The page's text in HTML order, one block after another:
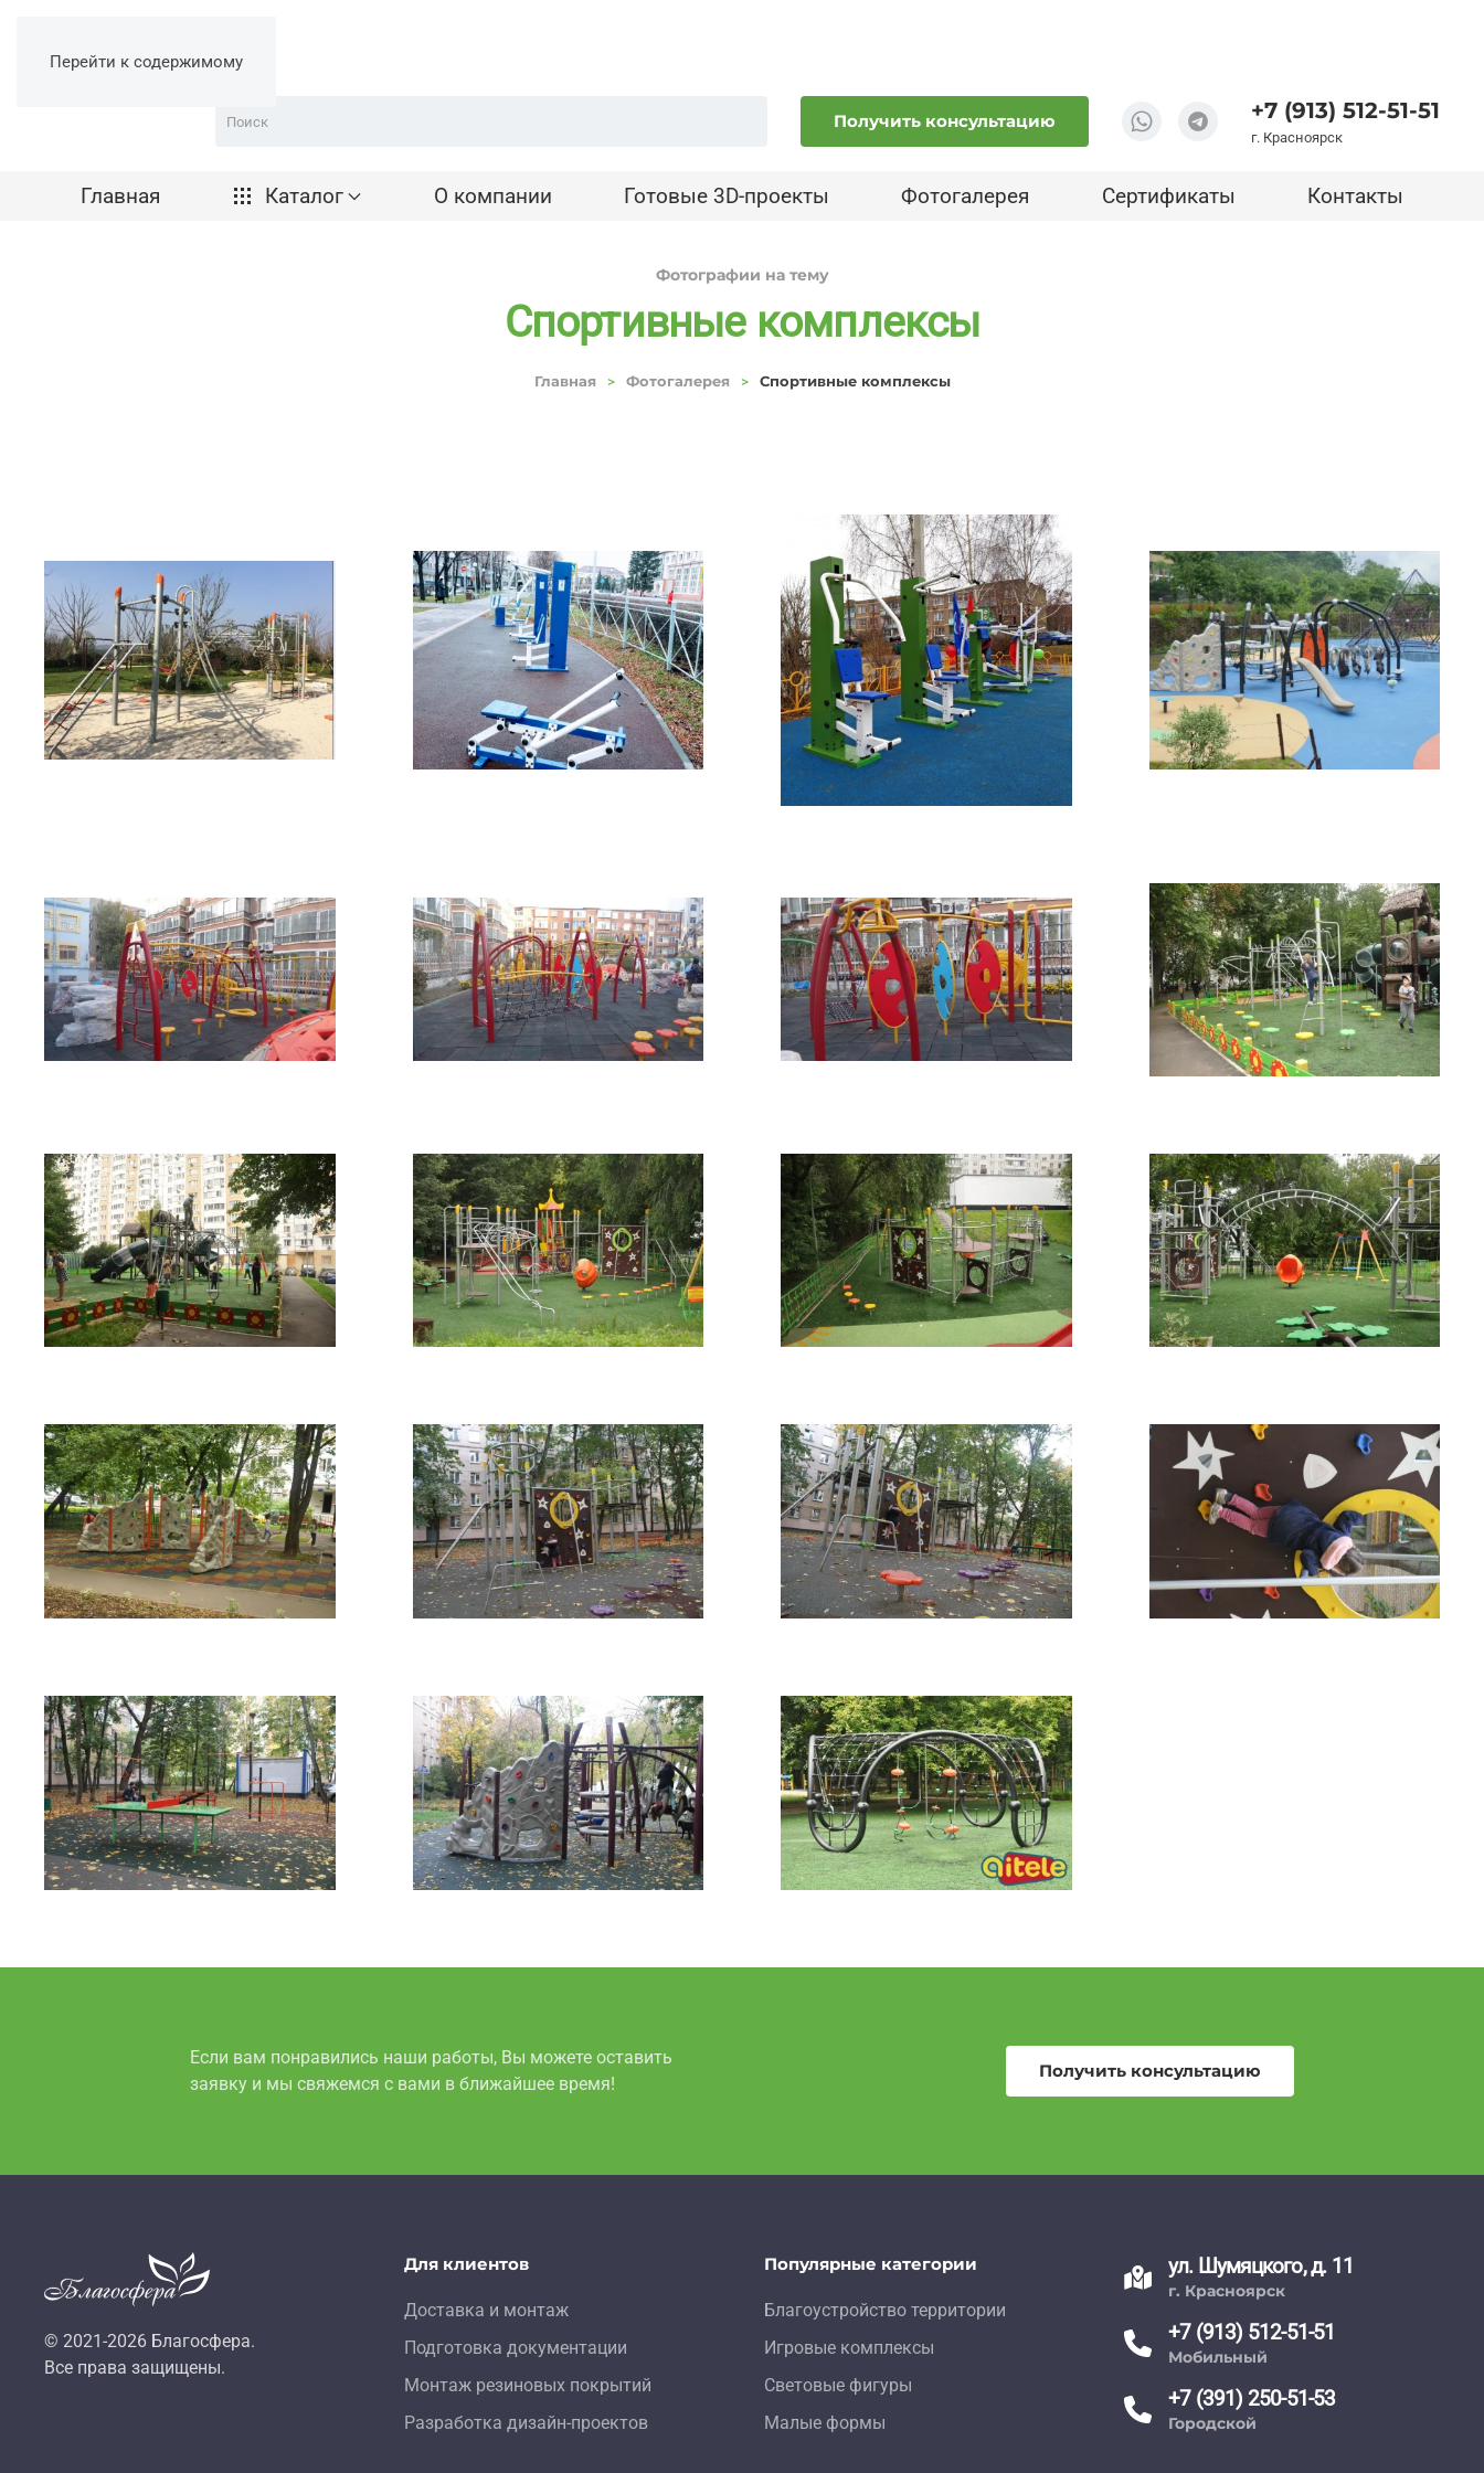
Перейти к содержимому
Получить консультацию +7 (913) 512-51-51
г. Красноярск
Главная Каталог О компании Готовые 3D-проекты Фотогалерея Сертификаты Контакты
Фотографии на тему
Спортивные комплексы
Главная Фотогалерея Спортивные комплексы
Если вам понравились наши работы, Вы можете оставить
заявку и мы свяжемся с вами в ближайшее время!
Получить консультацию
© 2021-2026 Благосфера.
Все права защищены.
Для клиентов
Доставка и монтаж
Подготовка документации
Монтаж резиновых покрытий
Разработка дизайн-проектов
Популярные категории
Благоустройство территории
Игровые комплексы
Световые фигуры
Малые формы
ул. Шумяцкого, д. 11
г. Красноярск
+7 (913) 512-51-51
Мобильный
+7 (391) 250-51-53
Городской